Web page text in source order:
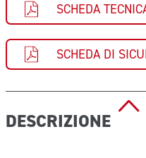
SCHEDA
SCHEDA DI
DESCRIZIONE